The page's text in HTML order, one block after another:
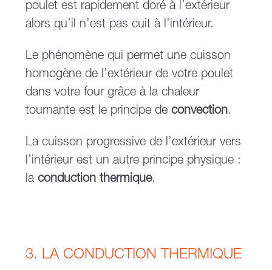
poulet est rapidement doré à l’extérieur
alors qu’il n’est pas cuit à l’intérieur.
Le phénomène qui permet une cuisson
homogène de l’extérieur de votre poulet
dans votre four grâce à la chaleur
tournante est le principe deconvection.
La cuisson progressive de l’extérieur vers
l’intérieur est un autre principe physique :
laconduction thermique.
3. LA CONDUCTION THERMIQUE